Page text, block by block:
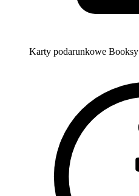
Karty podarunkowe Booksy